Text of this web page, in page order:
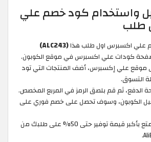
واستخدام كود خصم علي
طلب
علي اكسبرس اول طلب هذا(ALC243)
كودات علي اكسبرس في موقع الكوبون.
موقع علي إكسبرس، أضف المنتجات التي تود
التسوق.
الدفع، ثم قم بلصق الرمز في المربع المخصص.
الكوبون، وسوف تحصل على خصم فوري على
أكد الطلب، وتمتع بأكبر قيمة توفير حتى 50% على طلبك من